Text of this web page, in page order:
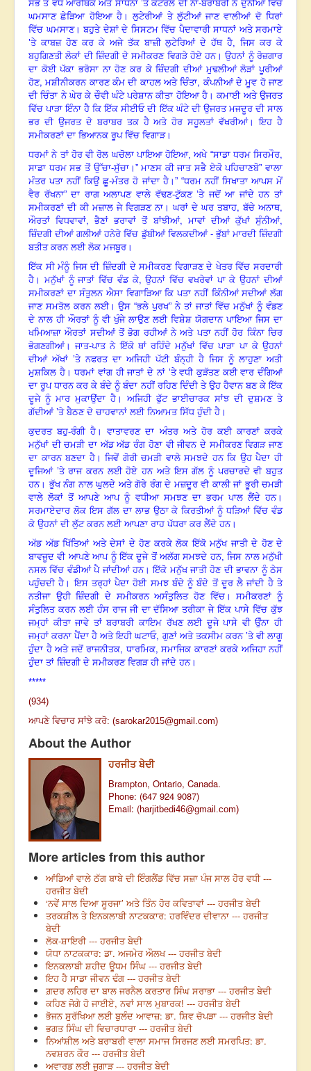
ਸਭ ਤੋਂ ਵੱਧ ਆਰਥਿਕ ਅਤੇ ਸਾਧਨਾਂ ’ਤੇ ਕੰਟਰੋਲ ਦੀ ਨਾ-ਬਰਾਬਰੀ ਨੇ ਦੁਨੀਆਂ ਵਿੱਚ
ਘਮਸਾਣ ਛੇੜਿਆ ਹੋਇਆ ਹੈ। ਲੁਟੇਰੀਆਂ ਤੇ ਲੁੱਟੀਆਂ ਜਾਣ ਵਾਲੀਆਂ ਦੋ ਧਿਰਾਂ
ਵਿੱਚ ਘਮਸਾਣ। ਬਹੁਤੇ ਦੇਸ਼ਾਂ ਦੇ ਸਿਸਟਮ ਵਿੱਚ ਪੈਦਾਵਾਰੀ ਸਾਧਨਾਂ ਅਤੇ ਸਰਮਾਏ
’ਤੇ ਕਾਬਜ਼ ਹੋਣ ਕਰ ਕੇ ਅਜੇ ਤੱਕ ਬਾਜ਼ੀ ਲੁਟੇਰਿਆਂ ਦੇ ਹੱਥ ਹੈ, ਜਿਸ ਕਰ ਕੇ
ਬਹੁਗਿਣਤੀ ਲੋਕਾਂ ਦੀ ਜ਼ਿੰਦਗੀ ਦੇ ਸਮੀਕਰਣ ਵਿਗੜੇ ਹੋਏ ਹਨ। ਉਹਨਾਂ ਨੂੰ ਰੋਜ਼ਗਾਰ
ਦਾ ਕੋਈ ਪੱਕਾ ਭਰੋਸਾ ਨਾ ਹੋਣ ਕਰ ਕੇ ਜ਼ਿੰਦਗੀ ਦੀਆਂ ਮੁਢਲੀਆਂ ਲੋੜਾਂ ਪੂਰੀਆਂ
ਹੋਣ,ਮਸ਼ੀਨੀਕਰਨ ਕਾਰਣ ਕੰਮ ਦੀ ਕਾਹਲ ਅਤੇ ਚਿੰਤਾ, ਕੰਪਨੀਆਂ ਦੇ ਮੂਵ ਹੋ ਜਾਣ
ਦੀ ਚਿੰਤਾ ਨੇ ਘੇਰ ਕੇ ਚੌਵੀ ਘੰਟੇ ਪਰੇਸ਼ਾਨ ਕੀਤਾ ਹੋਇਆ ਹੈ। ਕਮਾਈ ਅਤੇ ਉਜਰਤ
ਵਿੱਚ ਪਾੜਾ ਇੰਨਾ ਹੈ ਕਿ ਇੱਕ ਸੀਈਓ ਦੀ ਇੱਕ ਘੰਟੇ ਦੀ ਉਜਰਤ ਮਜਦੂਰ ਦੀ ਸਾਲ
ਭਰ ਦੀ ਉਜਰਤ ਦੇ ਬਰਾਬਰ ਤਕ ਹੈ ਅਤੇ ਹੋਰ ਸਹੂਲਤਾਂ ਵੱਖਰੀਆਂ। ਇਹ ਹੈ
ਸਮੀਕਰਣਾਂ ਦਾ ਭਿਆਨਕ ਰੂਪ ਵਿੱਚ ਵਿਗਾੜ।
ਧਰਮਾਂ ਨੇ ਤਾਂ ਹੋਰ ਵੀ ਰੋਲ ਘਚੋਲਾ ਪਾਇਆ ਹੋਇਆ, ਅਖੇ “ਸਾਡਾ ਧਰਮ ਸਿਰਮੌਰ,
ਸਾਡਾ ਧਰਮ ਸਭ ਤੋਂ ਉੱਚਾ-ਸੁੱਚਾ।” ਮਾਣਸ ਕੀ ਜਾਤ ਸਭੈ ਏਕੋ ਪਹਿਚਾਣਬੋ” ਵਾਲਾ
ਮੰਤਰ ਪਤਾ ਨਹੀਂ ਕਿਉਂ ਛੂ-ਮੰਤਰ ਹੋ ਜਾਂਦਾ ਹੈ।” “ਧਰਮ ਨਹੀਂ ਸਿਖਾਤਾ ਆਪਸ ਮੇਂ
ਵੈਰ ਰੱਖਨਾ” ਦਾ ਰਾਗ ਅਲਾਪਣ ਵਾਲੇ ਵੱਢਣ-ਟੁੱਕਣ ’ਤੇ ਜਦੋਂ ਆ ਜਾਂਦੇ ਹਨ ਤਾਂ
ਸਮੀਕਰਣਾਂ ਦੀ ਕੀ ਮਜ਼ਾਲ ਜੇ ਵਿਗੜਣ ਨਾ। ਘਰਾਂ ਦੇ ਘਰ ਤਬਾਹ, ਬੱਚੇ ਅਨਾਥ,
ਔਰਤਾਂ ਵਿਧਵਾਵਾਂ,ਭੈਣਾਂ ਭਰਾਵਾਂ ਤੋਂ ਬਾਂਝੀਆਂ, ਮਾਵਾਂ ਦੀਆਂ ਕੁੱਖਾਂ ਸੁੰਨੀਆਂ,
ਜ਼ਿੰਦਗੀ ਦੀਆਂ ਗਲੀਆਂ ਹਨੇਰੇ ਵਿੱਚ ਡੁੱਬੀਆਂ ਵਿਲਕਦੀਆਂ - ਭੁੱਬਾਂ ਮਾਰਦੀ ਜ਼ਿੰਦਗੀ
ਬਤੀਤ ਕਰਨ ਲਈ ਲੋਕ ਮਜਬੂਰ।
ਇੱਕ ਸੀ ਮੰਨੂੰ ਜਿਸ ਦੀ ਜ਼ਿੰਦਗੀ ਦੇ ਸਮੀਕਰਣ ਵਿਗਾੜਣ ਦੇ ਖੇਤਰ ਵਿੱਚ ਸਰਦਾਰੀ
ਹੈ। ਮਨੁੱਖਾਂ ਨੂੰ ਜਾਤਾਂ ਵਿੱਚ ਵੰਡ ਕੇ,ਉਹਨਾਂ ਵਿੱਚ ਵਖਰੇਵਾਂ ਪਾ ਕੇ ਉਹਨਾਂ ਦੀਆਂ
ਸਮੀਕਰਣਾਂ ਦਾ ਸੰਤੁਲਨ ਐਸਾ ਵਿਗਾੜਿਆ ਕਿ ਪਤਾ ਨਹੀਂ ਕਿੰਨੀਆਂ ਸਦੀਆਂ ਲੱਗ
ਜਾਣ ਸਮਤੋਲ ਕਰਨ ਲਈ। ਉਸ “ਭਲੇ ਪੁਰਖ” ਨੇ ਤਾਂ ਜਾਤਾਂ ਵਿੱਚ ਮਨੁੱਖਾਂ ਨੂੰ ਵੰਡਣ
ਦੇ ਨਾਲ ਹੀ ਔਰਤਾਂ ਨੂੰ ਵੀ ਖੁੰਜੇ ਲਾਉਣ ਲਈ ਵਿਸ਼ੇਸ਼ ਯੋਗਦਾਨ ਪਾਇਆ ਜਿਸ ਦਾ
ਖਮਿਆਜ਼ਾ ਔਰਤਾਂ ਸਦੀਆਂ ਤੋਂ ਭੋਗ ਰਹੀਆਂ ਨੇ ਅਤੇ ਪਤਾ ਨਹੀਂ ਹੋਰ ਕਿੰਨਾ ਚਿਰ
ਭੋਗਣਗੀਆਂ। ਜਾਤ-ਪਾਤ ਨੇ ਇੱਕੋ ਥਾਂ ਰਹਿੰਦੇ ਮਨੁੱਖਾਂ ਵਿੱਚ ਪਾੜਾ ਪਾ ਕੇ ਉਹਨਾਂ
ਦੀਆਂ ਅੱਖਾਂ ’ਤੇ ਨਫਰਤ ਦਾ ਅਜਿਹੀ ਪੱਟੀ ਬੰਨ੍ਹੀ ਹੈ ਜਿਸ ਨੂੰ ਲਾਹੁਣਾ ਅਤੀ
ਮੁਸ਼ਕਿਲ ਹੈ। ਧਰਮਾਂ ਵਾਂਗ ਹੀ ਜਾਤਾਂ ਦੇ ਨਾਂ ’ਤੇ ਵਧੀ ਕੁੜੱਤਣ ਕਈ ਵਾਰ ਦੰਗਿਆਂ
ਦਾ ਰੂਪ ਧਾਰਨ ਕਰ ਕੇ ਬੰਦੇ ਨੂੰ ਬੰਦਾ ਨਹੀਂ ਰਹਿਣ ਦਿੰਦੀ ਤੇ ਉਹ ਹੈਵਾਨ ਬਣ ਕੇ ਇੱਕ
ਦੂਜੇ ਨੂੰ ਮਾਰ ਮੁਕਾਉਂਦਾ ਹੈ। ਅਜਿਹੀ ਫੁੱਟ ਭਾਈਚਾਰਕ ਸਾਂਝ ਦੀ ਦੁਸ਼ਮਣ ਤੇ
ਗੱਦੀਆਂ ’ਤੇ ਬੈਠਣ ਦੇ ਚਾਹਵਾਨਾਂ ਲਈ ਨਿਆਮਤ ਸਿੱਧ ਹੁੰਦੀ ਹੈ।
ਕੁਦਰਤ ਬਹੁ-ਰੰਗੀ ਹੈ। ਵਾਤਾਵਰਣ ਦਾ ਅੰਤਰ ਅਤੇ ਹੋਰ ਕਈ ਕਾਰਣਾਂ ਕਰਕੇ
ਮਨੁੱਖਾਂ ਦੀ ਚਮੜੀ ਦਾ ਅੱਡ ਅੱਡ ਰੰਗ ਹੋਣਾ ਵੀ ਜੀਵਨ ਦੇ ਸਮੀਕਰਣ ਵਿਗੜ ਜਾਣ
ਦਾ ਕਾਰਨ ਬਣਦਾ ਹੈ। ਜਿਵੇਂ ਗੋਰੀ ਚਮੜੀ ਵਾਲੇ ਸਮਝਦੇ ਹਨ ਕਿ ਉਹ ਪੈਦਾ ਹੀ
ਦੂਜਿਆਂ ’ਤੇ ਰਾਜ ਕਰਨ ਲਈ ਹੋਏ ਹਨ ਅਤੇ ਇਸ ਗੱਲ ਨੂੰ ਪਰਚਾਰਦੇ ਵੀ ਬਹੁਤ
ਹਨ। ਭੁੱਖ ਨੰਗ ਨਾਲ ਘੁਲਦੇ ਅਤੇ ਗੋਰੇ ਰੰਗ ਦੇ ਮਜ਼ਦੂਰ ਵੀ ਕਾਲੀ ਜਾਂ ਭੂਰੀ ਚਮੜੀ
ਵਾਲੇ ਲੋਕਾਂ ਤੋਂ ਆਪਣੇ ਆਪ ਨੂੰ ਵਧੀਆ ਸਮਝਣ ਦਾ ਭਰਮ ਪਾਲ ਲੈਂਦੇ ਹਨ।
ਸਰਮਾਏਦਾਰ ਲੋਕ ਇਸ ਗੱਲ ਦਾ ਲਾਭ ਉਠਾ ਕੇ ਕਿਰਤੀਆਂ ਨੂੰ ਧੜਿਆਂ ਵਿੱਚ ਵੰਡ
ਕੇ ਉਹਨਾਂ ਦੀ ਲੁੱਟ ਕਰਨ ਲਈ ਆਪਣਾ ਰਾਹ ਪੱਧਰਾ ਕਰ ਲੈਂਦੇ ਹਨ।
ਅੱਡ ਅੱਡ ਖਿੱਤਿਆਂ ਅਤੇ ਦੇਸਾਂ ਦੇ ਹੋਣ ਕਰਕੇ ਲੋਕ ਇੱਕੋ ਮਨੁੱਖ ਜਾਤੀ ਦੇ ਹੋਣ ਦੇ
ਬਾਵਜੂਦ ਵੀ ਆਪਣੇ ਆਪ ਨੂੰ ਇੱਕ ਦੂਜੇ ਤੋਂ ਅਲੱਗ ਸਮਝਦੇ ਹਨ, ਜਿਸ ਨਾਲ ਮਨੁੱਖੀ
ਨਸਲ ਵਿੱਚ ਵੰਡੀਆਂ ਪੈ ਜਾਂਦੀਆਂ ਹਨ। ਇੱਕੋ ਮਨੁੱਖ ਜਾਤੀ ਹੋਣ ਦੀ ਭਾਵਨਾ ਨੂੰ ਠੇਸ
ਪਹੁੰਚਦੀ ਹੈ। ਇਸ ਤਰ੍ਹਾਂ ਪੈਦਾ ਹੋਈ ਸਮਝ ਬੰਦੇ ਨੂੰ ਬੰਦੇ ਤੋਂ ਦੂਰ ਲੈ ਜਾਂਦੀ ਹੈ ਤੇ
ਨਤੀਜਾ ਉਹੀ ਜ਼ਿੰਦਗੀ ਦੇ ਸਮੀਕਰਨ ਅਸੰਤੁਲਿਤ ਹੋਣ ਵਿੱਚ। ਸਮੀਕਰਣਾਂ ਨੂੰ
ਸੰਤੁਲਿਤ ਕਰਨ ਲਈ ਹੰਸ ਰਾਜ ਜੀ ਦਾ ਦੱਸਿਆ ਤਰੀਕਾ ਜੇ ਇੱਕ ਪਾਸੇ ਵਿੱਚ ਕੁੱਝ
ਜਮ੍ਹਾਂ ਕੀਤਾ ਜਾਵੇ ਤਾਂ ਬਰਾਬਰੀ ਕਾਇਮ ਰੱਖਣ ਲਈ ਦੂਜੇ ਪਾਸੇ ਵੀ ਉੰਨਾ ਹੀ
ਜਮ੍ਹਾਂ ਕਰਨਾ ਪੈਂਦਾ ਹੈ ਅਤੇ ਇਹੀ ਘਟਾਓ, ਗੁਣਾਂ ਅਤੇ ਤਕਸੀਮ ਕਰਨ ’ਤੇ ਵੀ ਲਾਗੂ
ਹੁੰਦਾ ਹੈ ਅਤੇ ਜਦੋਂ ਰਾਜਨੀਤਕ, ਧਾਰਮਿਕ, ਸਮਾਜਿਕ ਕਾਰਣਾਂ ਕਰਕੇ ਅਜਿਹਾ ਨਹੀਂ
ਹੁੰਦਾ ਤਾਂ ਜ਼ਿੰਦਗੀ ਦੇ ਸਮੀਕਰਣ ਵਿਗੜ ਹੀ ਜਾਂਦੇ ਹਨ।
*****
(934)
ਆਪਣੇ ਵਿਚਾਰ ਸਾਂਝੇ ਕਰੋ: (sarokar2015@gmail.com)
About the Author
ਹਰਜੀਤ ਬੇਦੀ
Brampton, Ontario, Canada.
Phone: (647 924 9087)
Email: (harjitbedi46@gmail.com)
More articles from this author
ਆਂਡਿਆਂ ਵਾਲੇ ਠੱਗ ਬਾਬੇ ਦੀ ਇੰਗਲੈਂਡ ਵਿੱਚ ਸਜ਼ਾ ਪੰਜ ਸਾਲ ਹੋਰ ਵਧੀ ---
ਹਰਜੀਤ ਬੇਦੀ
‘ਨਵੇਂ ਸਾਲ ਦਿਆ ਸੂਰਜਾ’ ਅਤੇ ਤਿੰਨ ਹੋਰ ਕਵਿਤਾਵਾਂ --- ਹਰਜੀਤ ਬੇਦੀ
ਤਰਕਸ਼ੀਲ ਤੇ ਇਨਕਲਾਬੀ ਨਾਟਕਕਾਰ: ਹਰਵਿੰਦਰ ਦੀਵਾਨਾ --- ਹਰਜੀਤ
ਬੇਦੀ
ਲੋਕ-ਸ਼ਾਇਰੀ --- ਹਰਜੀਤ ਬੇਦੀ
ਯੋਧਾ ਨਾਟਕਕਾਰ: ਡਾ. ਅਜਮੇਰ ਔਲਖ --- ਹਰਜੀਤ ਬੇਦੀ
ਇਨਕਲਾਬੀ ਸ਼ਹੀਦ ਊਧਮ ਸਿੰਘ --- ਹਰਜੀਤ ਬੇਦੀ
ਇਹ ਹੈ ਸਾਡਾ ਜੀਵਨ ਢੰਗ --- ਹਰਜੀਤ ਬੇਦੀ
ਗ਼ਦਰ ਲਹਿਰ ਦਾ ਬਾਲ ਜਰਨੈਲ ਕਰਤਾਰ ਸਿੰਘ ਸਰਾਭਾ --- ਹਰਜੀਤ ਬੇਦੀ
ਕਹਿਣ ਜੋਗੇ ਹੋ ਜਾਈਏ, ਨਵਾਂ ਸਾਲ ਮੁਬਾਰਕ! --- ਹਰਜੀਤ ਬੇਦੀ
ਭੋਜਨ ਸੁਰੱਖਿਆ ਲਈ ਬੁਲੰਦ ਆਵਾਜ਼: ਡਾ. ਸ਼ਿਵ ਚੋਪੜਾ --- ਹਰਜੀਤ ਬੇਦੀ
ਭਗਤ ਸਿੰਘ ਦੀ ਵਿਚਾਰਧਾਰਾ --- ਹਰਜੀਤ ਬੇਦੀ
ਨਿਆਂਸ਼ੀਲ ਅਤੇ ਬਰਾਬਰੀ ਵਾਲਾ ਸਮਾਜ ਸਿਰਜਣ ਲਈ ਸਮਰਪਿਤ: ਡਾ.
ਨਵਸ਼ਰਨ ਕੌਰ --- ਹਰਜੀਤ ਬੇਦੀ
ਅਵਾਰਡ ਲਈ ਜੁਗਾੜ --- ਹਰਜੀਤ ਬੇਦੀ